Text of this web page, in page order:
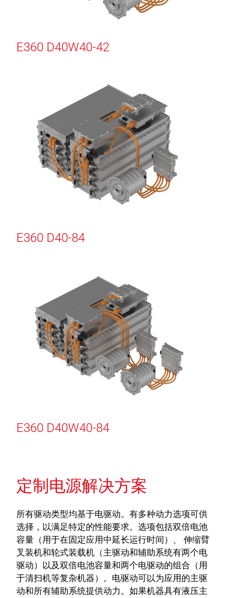
E360 D40W40-42
E360 D40-84
E360 D40W40-84
定制电源解决方案
所有驱动类型均基于电驱动。有多种动力选项可供
选择，以满足特定的性能要求。选项包括双倍电池
容量（用于在固定应用中延长运行时间）、 伸缩臂
叉装机和轮式装载机（主驱动和辅助系统有两个电
驱动）以及双倍电池容量和两个电驱动的组合（用
于清扫机等复杂机器）。电驱动可以为应用的主驱
动和所有辅助系统提供动力。如果机器具有液压主